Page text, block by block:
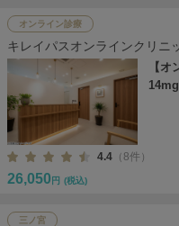
オンライン診療
キレイパスオンラインクリニ
【
4.4 （8件）
26,050 円 (税込)
三ノ宮